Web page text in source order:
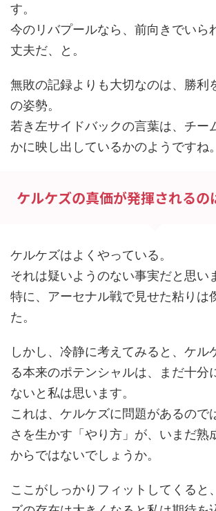
す。
今のリバプールなら、前向きでいら
丈夫だ、と。
無敗の記録よりも大切なのは、勝利
の姿勢。
若き左サイドバックの言葉は、チー
かに映し出しているかのようですね。
ケルケズの真価が発揮されるの
ケルケズはよくやっている。
それは疑いようのない事実だと思い
特に、アーセナル戦で見せた粘りは
た。
しかし、冷静に考えてみると、ケル
る本来のポテンシャルは、まだ十分
ないと私は思います。
これは、ケルケズに問題があるので
さを生かす「やり方」が、いまだ熟
からではないでしょうか。
ここがしっかりフィットしてくると